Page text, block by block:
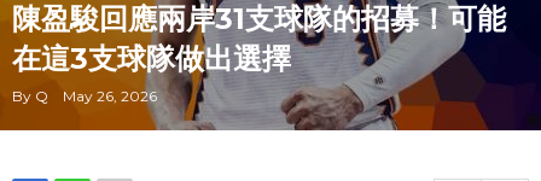
陳盈駿回應兩岸31支球隊的招募！可能
在這3支球隊做出選擇
By Q May 26, 2026